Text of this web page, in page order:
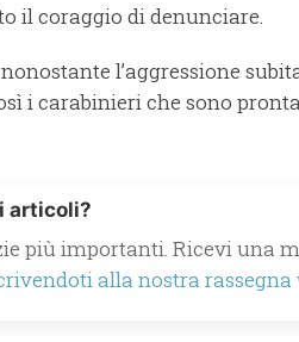
il coraggio di denunciare.
l’aggressione
i carabinieri che sono
articoli?
più importanti. Ricevi una
alla nostra rassegna